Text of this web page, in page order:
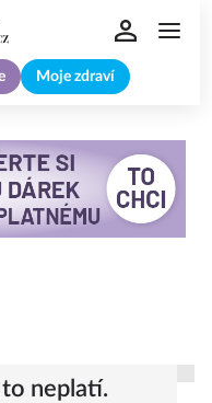
Moje zdraví
to neplatí.